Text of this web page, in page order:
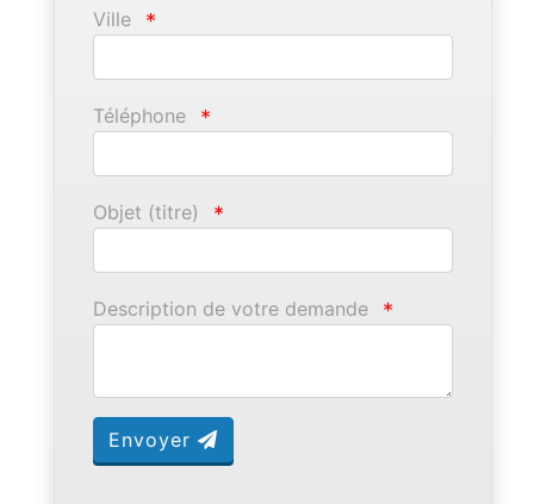
Ville *
Téléphone *
Objet (titre) *
Description de votre demande *
Envoyer